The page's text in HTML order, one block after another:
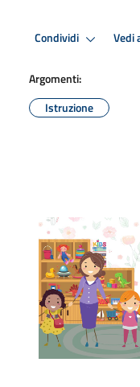
Condividi Vedi
Argomenti:
Istruzione